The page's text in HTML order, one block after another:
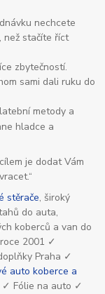
nechcete
než stačíte říct
zbytečností.
sami dali ruku do
metody a
hladce a
je dodat Vám
stěrače, široký
do auta,
koberců a van do
2001 ✓
Praha ✓
auto koberce a
✓ Fólie na auto ✓